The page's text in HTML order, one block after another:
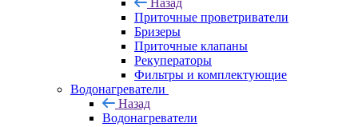
Назад
Приточные проветриватели
Бризеры
Приточные клапаны
Рекуператоры
Фильтры и комплектующие
Водонагреватели
Назад
Водонагреватели